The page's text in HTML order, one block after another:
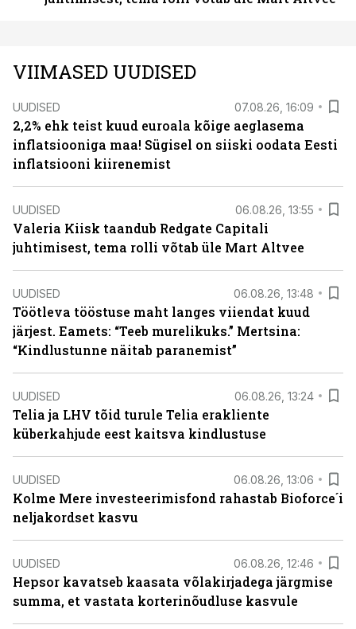
VIIMASED UUDISED
UUDISED 07.08.26, 16:09
2,2% ehk teist kuud euroala kõige aeglasema
inflatsiooniga maa! Sügisel on siiski oodata Eesti
inflatsiooni kiirenemist
UUDISED 06.08.26, 13:55
Valeria Kiisk taandub Redgate Capitali
juhtimisest, tema rolli võtab üle Mart Altvee
UUDISED 06.08.26, 13:48
Töötleva tööstuse maht langes viiendat kuud
järjest. Eamets: “Teeb murelikuks.” Mertsina:
“Kindlustunne näitab paranemist”
UUDISED 06.08.26, 13:24
Telia ja LHV tõid turule Telia erakliente
küberkahjude eest kaitsva kindlustuse
UUDISED 06.08.26, 13:06
Kolme Mere investeerimisfond rahastab Bioforce´i
neljakordset kasvu
UUDISED 06.08.26, 12:46
Hepsor kavatseb kaasata võlakirjadega järgmise
summa, et vastata korterinõudluse kasvule